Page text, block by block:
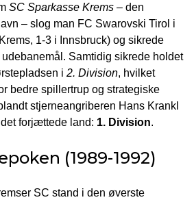
SC Sparkasse Krems – den
– slog man FC Swarovski Tirol i
1-3 i Innsbruck) og sikrede
Samtidig sikrede holdet
i 2. Division, hvilket
bedre spillertrup og strategiske
stjerneangriberen Hans Krankl
forjættede land: 1. Division.
(1989-1992)
SC stand i den øverste